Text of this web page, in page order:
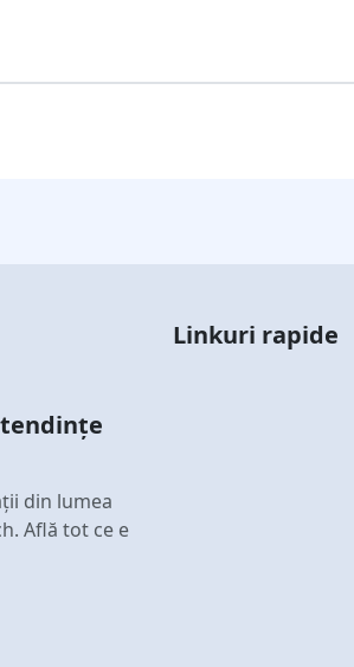
din lumea
Află tot ce e
Linkuri rapide